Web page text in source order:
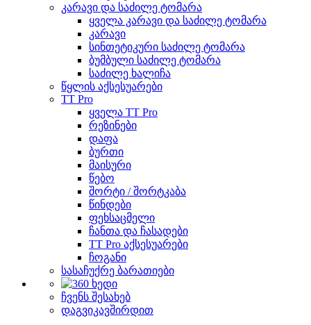
კარავი და საძილე ტომარა
ყველა კარავი და საძილე ტომარა
კარავი
სინთეტიკური საძილე ტომარა
ბუმბული საძილე ტომარა
საძილე ხალიჩა
წყლის აქსესუარები
TT Pro
ყველა TT Pro
რეზინები
დაფა
ბურთი
მაისური
წებო
შორტი / შორტკაბა
წინდები
ფეხსაცმელი
ჩანთა და ჩასადები
TT Pro აქსესუარები
ჩოგანი
სასაჩუქრე ბარათიები
ჩვენს შესახებ
დაგვიკავშირდით